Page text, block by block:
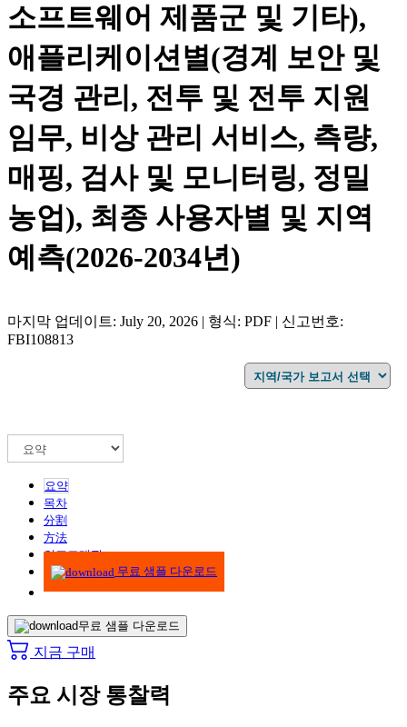
소프트웨어 제품군 및 기타),
애플리케이션별(경계 보안 및
국경 관리, 전투 및 전투 지원
임무, 비상 관리 서비스, 측량,
매핑, 검사 및 모니터링, 정밀
농업), 최종 사용자별 및 지역
예측(2026-2034년)
마지막 업데이트: July 20, 2026 | 형식: PDF | 신고번호:
FBI108813
요약
목차
分割
方法
인포그래픽
무료 샘플 다운로드
무료 샘플 다운로드
지금 구매
주요 시장 통찰력